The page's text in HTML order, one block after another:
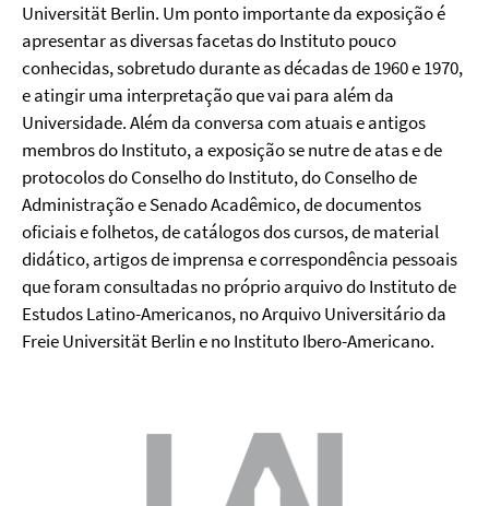
Universität Berlin. Um ponto importante da exposição é
apresentar as diversas facetas do Instituto pouco
conhecidas, sobretudo durante as décadas de 1960 e 1970,
e atingir uma interpretação que vai para além da
Universidade. Além da conversa com atuais e antigos
membros do Instituto, a exposição se nutre de atas e de
protocolos do Conselho do Instituto, do Conselho de
Administração e Senado Acadêmico, de documentos
oficiais e folhetos, de catálogos dos cursos, de material
didático, artigos de imprensa e correspondência pessoais
que foram consultadas no próprio arquivo do Instituto de
Estudos Latino-Americanos, no Arquivo Universitário da
Freie Universität Berlin e no Instituto Ibero-Americano.